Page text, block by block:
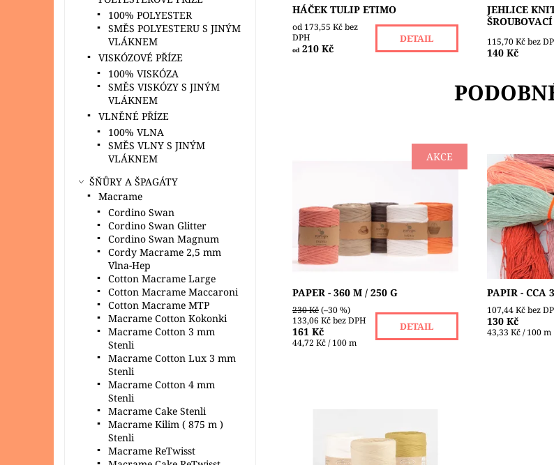
HÁČEK TULIP ETIMO
od 173,55 Kč bez
DPH
od210 Kč
DETAIL
JEHLICE
ŠROUBOVACÍ
115,70 Kč bez
140 Kč
AKCE
recyklovaného papíru a můžete z
ní tvořit krásné koše, klobouky či
slamáky, prostírání,...
Dostupnost:
Skladem 1
Značka:
POP YARN
PAPER - 360 M / 250 G
230 Kč(–30 %)
133,06 Kč bez DPH
161 Kč
44,72 Kč / 100 m
DETAIL
Papírová
viskózové
papírového
zkroucen,
tvrdý. PAPIR
Dostupnost:
Značka:
PAPIR - CCA
107,44 Kč bez
130 Kč
43,33 Kč / 100 m
CENA 170,-Kč je pouze do
vyprodání skladových zásob!!!
Příze Raffia je vláknitá matná
100% POLYESTER
SMĚS POLYESTERU S JINÝM
VLÁKNEM
VISKÓZOVÉ PŘÍZE
100% VISKÓZA
SMĚS VISKÓZY S JINÝM
VLÁKNEM
VLNĚNÉ PŘÍZE
100% VLNA
SMĚS VLNY S JINÝM
VLÁKNEM
ŠŇŮRY A ŠPAGÁTY
Macrame
Cordino Swan
Cordino Swan Glitter
Cordino Swan Magnum
Cordy Macrame 2,5 mm
Vlna-Hep
Cotton Macrame Large
Cotton Macrame Maccaroni
Cotton Macrame MTP
Macrame Cotton Kokonki
Macrame Cotton 3 mm
Stenli
Macrame Cotton Lux 3 mm
Stenli
Macrame Cotton 4 mm
Stenli
Macrame Cake Stenli
Macrame Kilim ( 875 m )
Stenli
Macrame ReTwisst